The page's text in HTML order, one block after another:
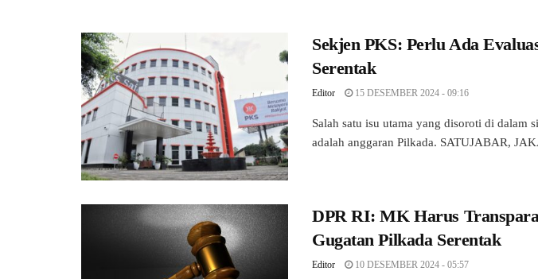
Sekjen PKS: Perlu Ada
Serentak
Editor 15 DESEMBER 2024 - 09:16
Salah satu isu utama yang disoroti di dalam
adalah anggaran Pilkada. SATUJABAR,
DPR RI: MK Harus
Gugatan Pilkada Serentak
Editor 10 DESEMBER 2024 - 05:57